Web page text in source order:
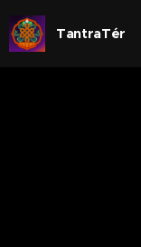
TantraTér